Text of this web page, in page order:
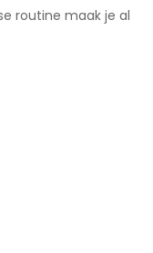
routine maak je al